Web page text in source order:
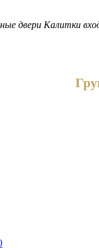
двери Калитки